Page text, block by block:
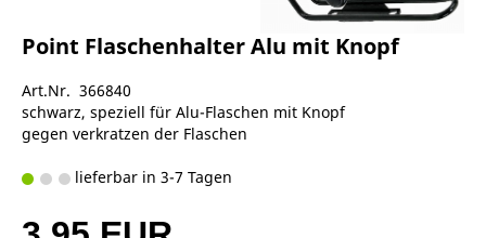
Point Flaschenhalter Alu mit Knopf
Art.Nr. 366840
schwarz, speziell für Alu-Flaschen mit Knopf
gegen verkratzen der Flaschen
lieferbar in 3-7 Tagen